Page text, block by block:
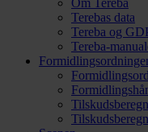
Om Tereba
Terebas data
Tereba og
Tereba-